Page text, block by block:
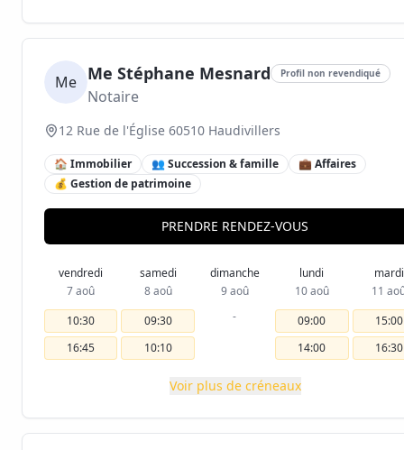
Me Me Stéphane Mesnard Profil non revendiqué
Notaire
12 Rue de l'Église 60510 Haudivillers
🏠 Immobilier 👥 Succession & famille
💼 Affaires
💰 Gestion de patrimoine
PRENDRE RENDEZ-VOUS
vendredi
7 aoû
10:30
16:45
samedi
8 aoû
09:30
10:10
dimanche
9 aoû
-
lundi
10 aoû
09:00
14:00
mardi
11
15:00
16:30
Voir plus de créneaux